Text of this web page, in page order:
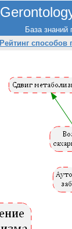
База знаний
Рейтинг способов